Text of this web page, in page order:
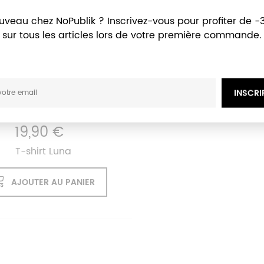
19,90 €
T-shirt Luna
AJOUTER AU PANIER
chez NoPublik ? Inscrivez-vous pour profiter de -
sur tous les articles lors de votre première commande.